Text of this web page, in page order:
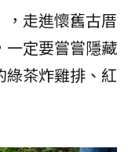
，走進懷舊古厝
一定要嘗嘗隱藏
綠茶炸雞排、紅